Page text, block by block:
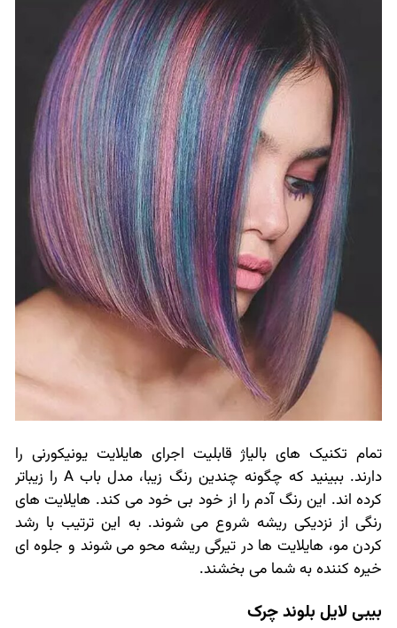
تمام تکنیک های بالیاژ قابلیت اجرای هایلایت یونیکورنی را
دارند. ببینید که چگونه چندین رنگ زیبا، مدل باب A را زیباتر
کرده اند. این رنگ آدم را از خود بی خود می کند. هایلایت های
رنگی از نزدیکی ریشه شروع می شوند. به این ترتیب با رشد
کردن مو، هایلایت ها در تیرگی ریشه محو می شوند و جلوه ای
خیره کننده به شما می بخشند.
بیبی لایل بلوند چرک